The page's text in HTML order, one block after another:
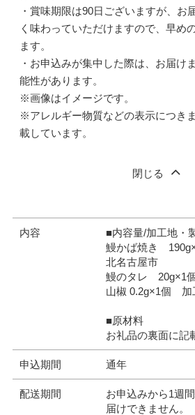
・賞味期限は90日ございますが、お
く味わっていただけますので、早め
ます。
・お申込みが集中した際は、お届け
能性があります。
※画像はイメージです。
※アレルギー物質などの表示につき
載しています。
閉じる
内容
■内容量/加工地・
鰻かば焼き
北名古屋市
鰻のタレ 20g×1
山椒 0.2g×1個 加
■原材料
お礼品の裏面に記
申込期間 通年
配送期間
お申込みから1週
届けできません。